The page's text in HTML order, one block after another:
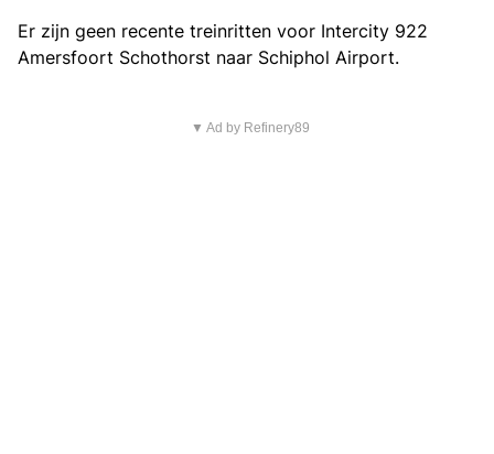
Er zijn geen recente treinritten voor Intercity 922
Amersfoort Schothorst naar Schiphol Airport.
▼ Ad by Refinery89